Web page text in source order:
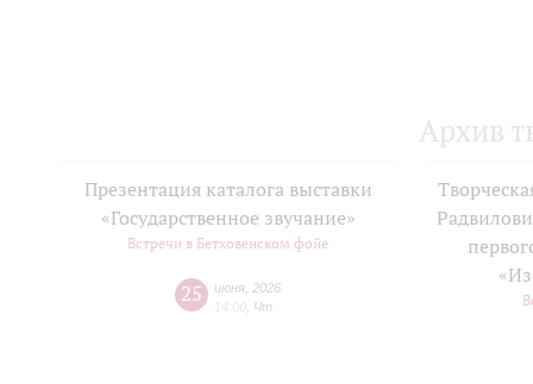
Архив
Презентация каталога выставки
«Государственное звучание»
Встречи в Бетховенском фойе
25 июня 2026
14:00 Чт